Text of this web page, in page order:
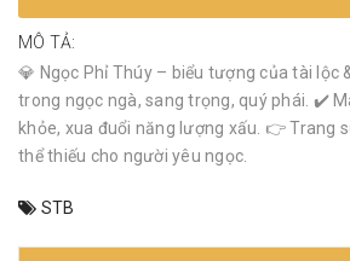
MÔ TẢ:
💎 Ngọc Phỉ Thúy – biểu tượng của tài lộc
trong ngọc ngà, sang trọng, quý phái. ✔️
khỏe, xua đuổi năng lượng xấu. 👉 Trang
thể thiếu cho người yêu ngọc.
STB